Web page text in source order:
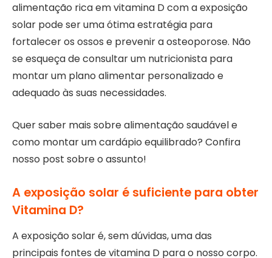
alimentação rica em vitamina D com a exposição
solar pode ser uma ótima estratégia para
fortalecer os ossos e prevenir a osteoporose. Não
se esqueça de consultar um nutricionista para
montar um plano alimentar personalizado e
adequado às suas necessidades.
Quer saber mais sobre alimentação saudável e
como montar um cardápio equilibrado? Confira
nosso post sobre o assunto!
A exposição solar é suficiente para obter
Vitamina D?
A exposição solar é, sem dúvidas, uma das
principais fontes de vitamina D para o nosso corpo.